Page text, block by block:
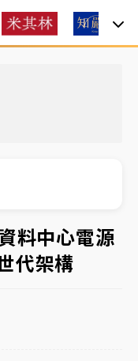
仲諒向法院聲請遭
預約開賣一度塞車
告成功 今重開羈
天 「紅到發紫」降
料中心電源
代架構